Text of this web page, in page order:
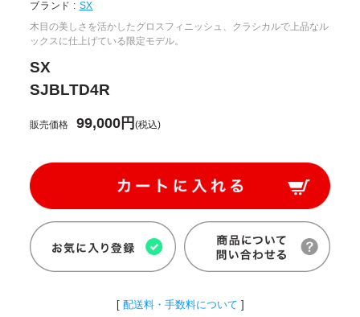
ブランド : SX
木目の美しさを活かしたグロスフィニッシュ、クラシカルで上品なル
ックスに仕上げている限定モデル。
SX
SJBLTD4R
販売価格 99,000円(税込)
[ 配送料・手数料について ]